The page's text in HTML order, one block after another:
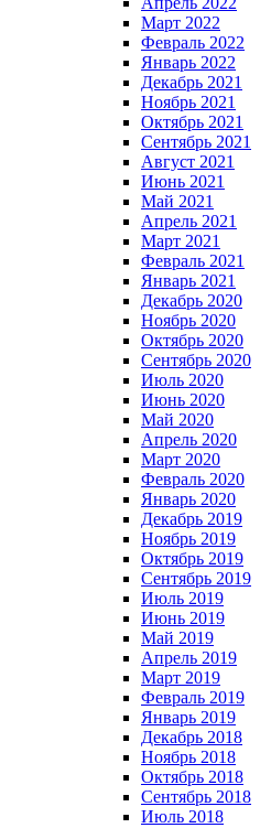
Март 2022
Февраль 2022
Январь 2022
Декабрь 2021
Ноябрь 2021
Октябрь 2021
Сентябрь 2021
Август 2021
Июнь 2021
Май 2021
Апрель 2021
Март 2021
Февраль 2021
Январь 2021
Декабрь 2020
Ноябрь 2020
Октябрь 2020
Сентябрь 2020
Июль 2020
Июнь 2020
Май 2020
Апрель 2020
Март 2020
Февраль 2020
Январь 2020
Декабрь 2019
Ноябрь 2019
Октябрь 2019
Сентябрь 2019
Июль 2019
Июнь 2019
Май 2019
Апрель 2019
Март 2019
Февраль 2019
Январь 2019
Декабрь 2018
Ноябрь 2018
Октябрь 2018
Сентябрь 2018
Июль 2018